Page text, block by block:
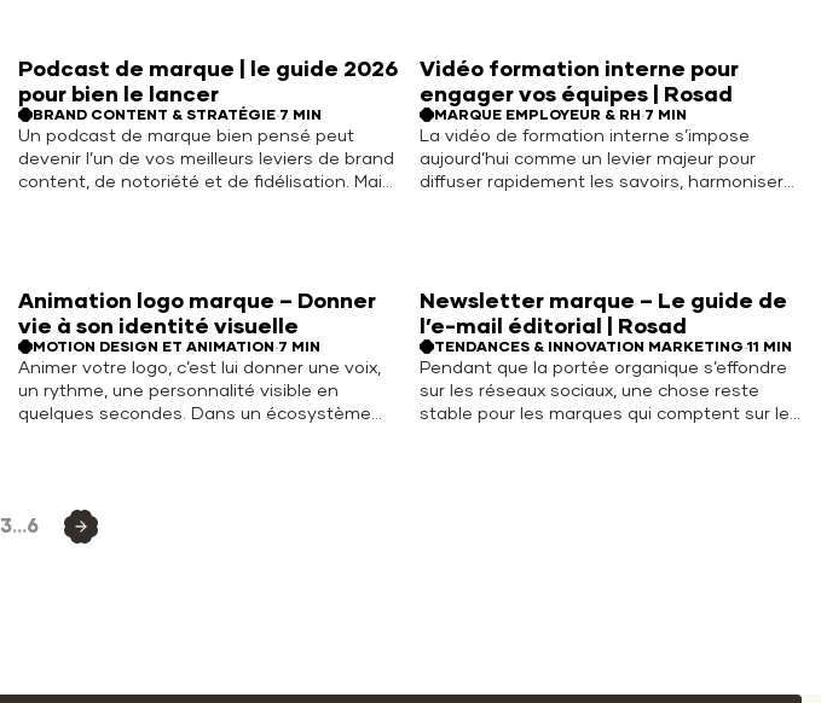
Podcast de marque | le guide 2026
pour bien le lancer
BRAND CONTENT & STRATÉGIE·7 MIN
Un podcast de marque bien pensé peut
devenir l’un de vos meilleurs leviers de brand
content, de notoriété et de fidélisation. Mais
l’improvisation impossible. Read More
Vidéo formation interne pour
engager vos équipes | Rosad
MARQUE EMPLOYEUR & RH·7 MIN
La vidéo de formation interne s’impose
aujourd’hui comme un levier majeur pour
diffuser rapidement les savoirs, harmoniser
Vidéo de formation interne : engager vos
équipes avec du contenu… Read More
Animation logo marque – Donner
vie à son identité visuelle
MOTION DESIGN ET ANIMATION·7 MIN
Animer votre logo, c’est lui donner une voix,
un rythme, une personnalité visible en
quelques secondes. Dans un écosystème
devient un pilier… Read More
Newsletter marque – Le guide de
l’e-mail éditorial | Rosad
TENDANCES & INNOVATION MARKETING·11 MIN
Pendant que la portée organique s’effondre
sur les réseaux sociaux, une chose reste
stable pour les marques qui comptent sur le
3…6